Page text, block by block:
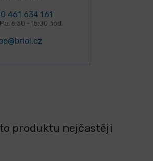
461 634 161
6:30 - 15:00 hod.
produktu nejčastěji